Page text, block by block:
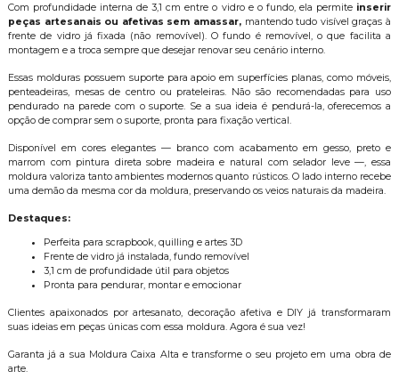
Com profundidade interna de 3,1 cm entre o vidro e o fundo, ela permite inserir
peças artesanais ou afetivas sem amassar, mantendo tudo visível graças à
frente de vidro já fixada (não removível). O fundo é removível, o que facilita a
montagem e a troca sempre que desejar renovar seu cenário interno.
Essas molduras possuem suporte para apoio em superfícies planas, como móveis,
penteadeiras, mesas de centro ou prateleiras. Não são recomendadas para uso
pendurado na parede com o suporte. Se a sua ideia é pendurá-la, oferecemos a
opção de comprar sem o suporte, pronta para fixação vertical.
Disponível em cores elegantes — branco com acabamento em gesso, preto e
marrom com pintura direta sobre madeira e natural com selador leve —, essa
moldura valoriza tanto ambientes modernos quanto rústicos. O lado interno recebe
uma demão da mesma cor da moldura, preservando os veios naturais da madeira.
Destaques:
Perfeita para scrapbook, quilling e artes 3D
Frente de vidro já instalada, fundo removível
3,1 cm de profundidade útil para objetos
Pronta para pendurar, montar e emocionar
Clientes apaixonados por artesanato, decoração afetiva e DIY já transformaram
suas ideias em peças únicas com essa moldura. Agora é sua vez!
Garanta já a sua Moldura Caixa Alta e transforme o seu projeto em uma obra de
arte.